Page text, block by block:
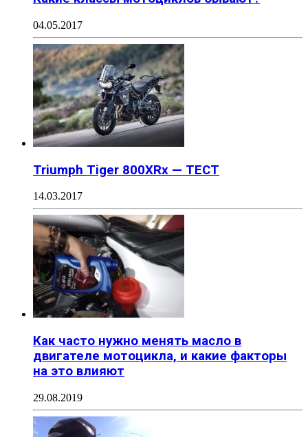
04.05.2017
Triumph Tiger 800XRx — ТЕСТ
14.03.2017
Как часто нужно менять масло в
двигателе мотоцикла, и какие факторы
на это влияют
29.08.2019